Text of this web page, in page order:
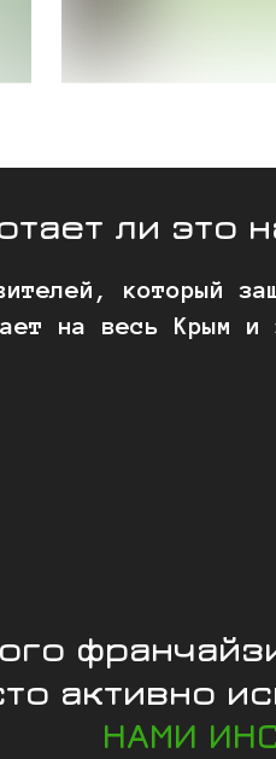
ли это
который
на весь Крым
активно
НАМИ